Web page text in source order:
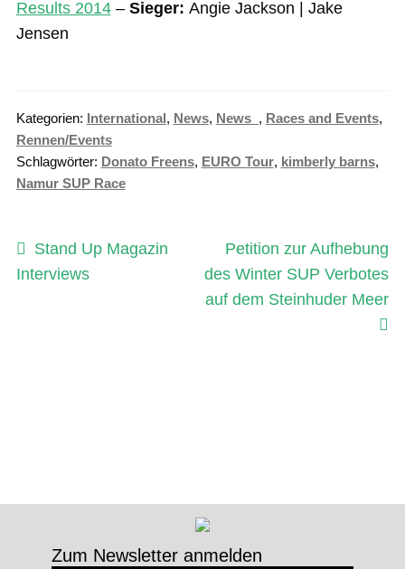
Zum Newsletter anmelden
Results 2014– Sieger: Angie Jackson | Jake
Jensen
Kategorien: International, News, News_ , Races and Events,
Rennen/Events
Schlagwörter: Donato Freens, EURO Tour, kimberly barns,
Namur SUP Race
Beitragsnavigation
Vorheriger
Beitrag:
Stand Up Magazin
Interviews
Nächster
Beitrag:
Petition zur Aufhebung
des Winter SUP Verbotes
auf dem Steinhuder Meer